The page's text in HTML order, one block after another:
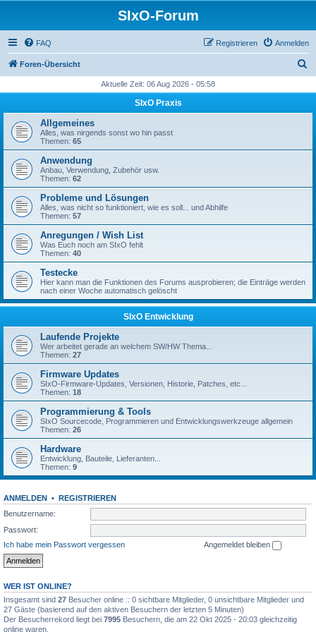
SIxO-Forum
FAQ Anmelden
Registrieren
Foren-Übersicht
h
Aktuelle Zeit: 06 Aug 2026 - 05:58
SIxO Praxis
Allgemeines
Alles, was nirgends sonst wo hin passt
Themen: 65
Anwendung
Anbau, Verwendung, Zubehör usw.
Themen: 62
Probleme und Lösungen
Alles, was nicht so funktioniert, wie es soll... und Abhilfe
Themen: 57
Anregungen / Wish List
Was Euch noch am SIxO fehlt
Themen: 40
Testecke
Hier kann man die Funktionen des Forums ausprobieren; die Einträge werden
nach einer Woche automatisch gelöscht
SIxO Entwicklung
Laufende Projekte
Wer arbeitet gerade an welchem SW/HW Thema...
Themen: 27
Firmware Updates
SIxO-Firmware-Updates, Versionen, Historie, Patches, etc...
Themen: 18
Programmierung & Tools
SIxO Sourcecode, Programmieren und Entwicklungswerkzeuge allgemein
Themen: 26
Hardware
Entwicklung, Bauteile, Lieferanten...
Themen: 9
ANMELDEN • REGISTRIEREN
Benutzername:
Passwort:
Ich habe mein Passwort vergessen
Angemeldet bleiben
WER IST ONLINE?
Insgesamt sind 27 Besucher online :: 0 sichtbare Mitglieder, 0 unsichtbare Mitglieder und
27 Gäste (basierend auf den aktiven Besuchern der letzten 5 Minuten)
Der Besucherrekord liegt bei 7995 Besuchern, die am 22 Okt 2025 - 20:03 gleichzeitig
online waren.